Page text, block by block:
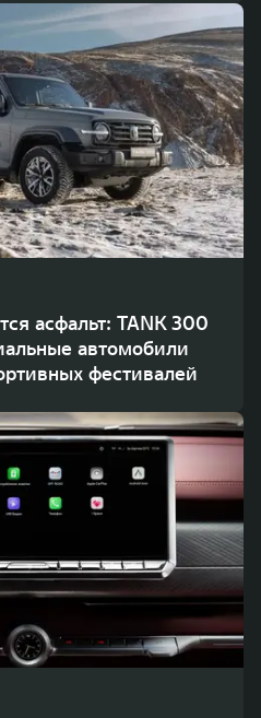
асфальт: TANK 300
автомобили
фестивалей